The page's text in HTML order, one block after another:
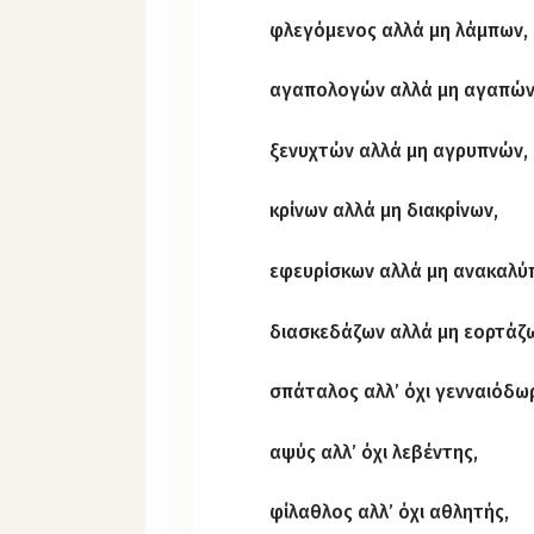
φλεγόμενος αλλά μη λάμπων,
αγαπολογών αλλά μη
ξενυχτών αλλά μη αγρυπνών,
κρίνων αλλά μη διακρίνων,
εφευρίσκων αλλά μη
διασκεδάζων αλλά μη
σπάταλος αλλ’ όχι
αψύς αλλ’ όχι λεβέντης,
φίλαθλος αλλ’ όχι αθλητής,